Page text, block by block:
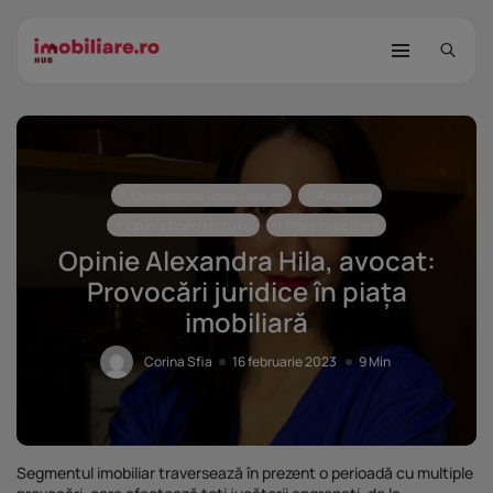
STUDIU Imobiliare.ro: Câtă încredere
25 noiembrie 2025
Investițiile publice și private
remodelează...
25 noiembrie 2025 9 Min
Opinie Alexandra Hila, avocat:
Provocări juridice în piața
imobiliară
Corina Sfia 16 februarie 2023 9 Min
Segmentul imobiliar traversează în prezent o perioadă cu multiple